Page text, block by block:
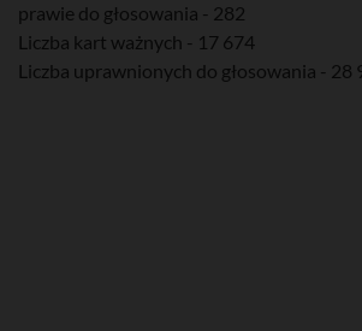
prawie do głosowania - 282
Liczba kart ważnych - 17 674
Liczba uprawnionych do głosowania - 28